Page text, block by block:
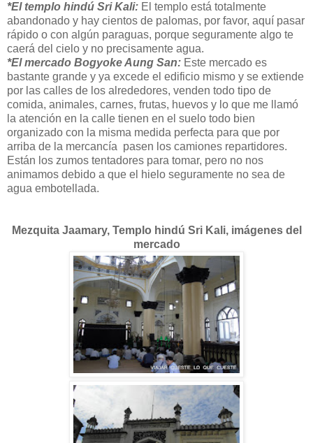
*El templo hindú Sri Kali: El templo está totalmente
abandonado y hay cientos de palomas, por favor, aquí pasar
rápido o con algún paraguas, porque seguramente algo te
caerá del cielo y no precisamente agua.
*El mercado Bogyoke Aung San: Este mercado es
bastante grande y ya excede el edificio mismo y se extiende
por las calles de los alrededores, venden todo tipo de
comida, animales, carnes, frutas, huevos y lo que me llamó
la atención en la calle tienen en el suelo todo bien
organizado con la misma medida perfecta para que por
arriba de la mercancía pasen los camiones repartidores.
Están los zumos tentadores para tomar, pero no nos
animamos debido a que el hielo seguramente no sea de
agua embotellada.
Mezquita Jaamary, Templo hindú Sri Kali, imágenes del
mercado